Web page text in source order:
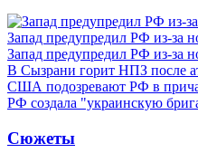
Запад предупредил РФ из-за
Запад предупредил РФ из-за
В Сызрани горит НПЗ после
США подозревают РФ в
РФ создала "украинскую
Сюжеты